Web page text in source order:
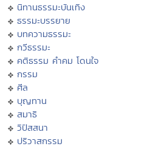
นิทานธรรมะบันเทิง
ธรรมะบรรยาย
บทความธรรมะ
กวีธรรมะ
คติธรรม คำคม โดนใจ
กรรม
ศีล
บุญทาน
สมาธิ
วิปัสสนา
ปริวาสกรรม